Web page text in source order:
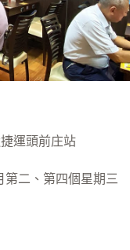
運頭前庄站
第二、第四個星期三